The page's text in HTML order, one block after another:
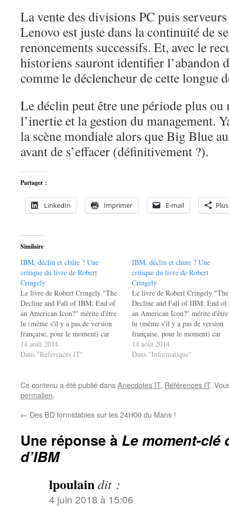
La vente des divisions PC puis
Lenovo est juste dans la continuité de
renoncements successifs. Et, avec le
historiens sauront identifier l’abandon
comme le déclencheur de cette longue
Le déclin peut être une période plus
l’inertie et la gestion du management.
la scène mondiale alors que Big Blue
avant de s’effacer (définitivement ?).
Partager :
LinkedIn Imprimer E-mail Plus
Similaire
IBM, déclin et chûte ? Une
critique du livre de Robert
Cringely
Le livre de Robert Cringely "The
Decline and Fall of IBM: End of
an American Icon?" mérite d'être
lu (même s'il y a pas de version
française, pour le moment) car
c'est une analyse en profondeur
des raisons qui vont reléguer big
14 août 2014
Dans "Références IT"
IBM, déclin et chute ? Une
critique du livre de Robert
Cringely
Le livre de Robert Cringely "The
Decline and Fall of IBM: End of
an American Icon?" mérite d'être
lu (même s'il y a pas de version
française, pour le moment) car
c'est une analyse en profondeur
des raisons qui vont reléguer big
14 août 2014
Dans "Informatique"
Ce contenu a été publié dansAnecdotes IT, Références IT.
permalien.
← Des BD formidables sur les 24H00 du Mans !
Une réponse à Le moment-clé
d’IBM
lpoulaindit :
4 juin 2018 à 15:06